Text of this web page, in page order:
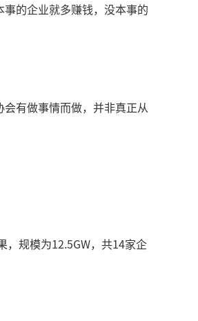
的企业就多赚钱，没本事的
有做事情而做，并非真正从
规模为12.5GW，共14家企